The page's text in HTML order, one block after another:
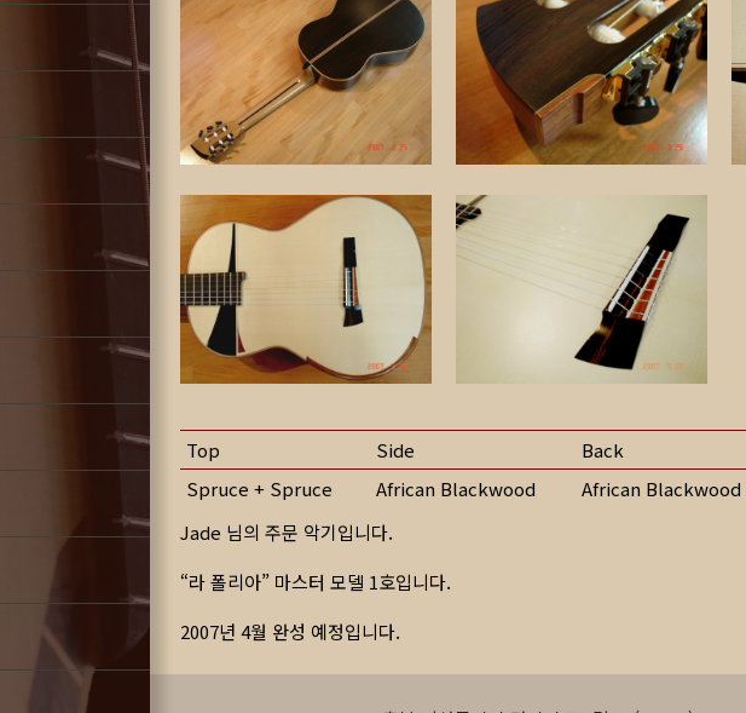
Top Side
Back
Spruce + Spruce
African Blackwood
African Blackwood
Jade 님의 주문 악기입니다.
“라 폴리아” 마스터 모델 1호입니다.
2007년 4월 완성 예정입니다.